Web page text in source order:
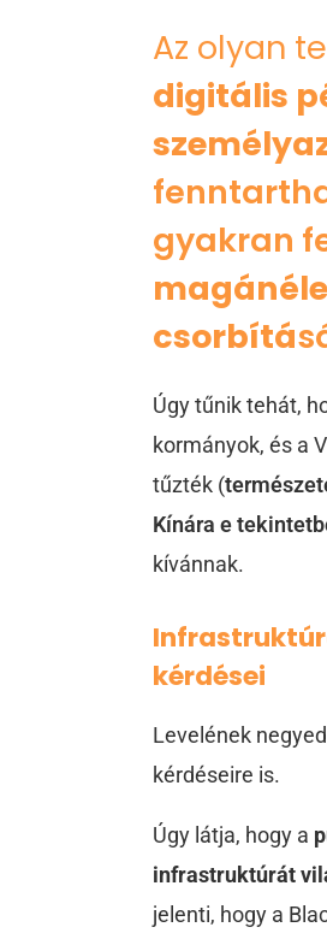
Az olyan
digitális
gyakran
csorbítá
Úgy tűnik tehát,
kormányok, és a
tűzték (
Kínára e
kívánnak.
kérdései
Levelének
kérdéseire is.
Úgy látja, hogy a
infrastruktúrát
jelenti, hogy a